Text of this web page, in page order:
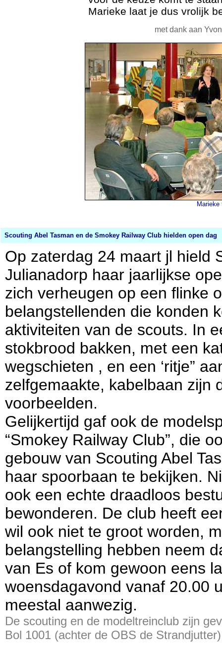
Marieke laat je dus vrolijk
met dank aan
Marieke
Scouting Abel Tasman en de Smokey Railway Club hielden open dag
Op zaterdag 24 maart jl hield
Julianadorp haar jaarlijkse
zich verheugen op een flinke
belangstellenden die konden
aktiviteiten van de scouts. In
stokbrood bakken, met een
wegschieten , en een ‘ritje”
zelfgemaakte, kabelbaan zijn
voorbeelden.
Gelijkertijd gaf ook de
“Smokey Railway Club”, die
gebouw van Scouting Abel
haar spoorbaan te bekijken.
ook een echte draadloos
bewonderen. De club heeft
wil ook niet te groot worden,
belangstelling hebben neem
van Es of kom gewoon eens
woensdagavond vanaf 20.00
meestal aanwezig.
De scouting en de modeltreinclub zijn
Bol 1001 (achter de OBS de Strandjutter)